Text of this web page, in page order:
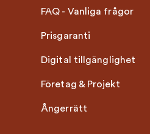
FAQ - Vanliga frågor
Prisgaranti
Digital tillgänglighet
Företag & Projekt
Ångerrätt